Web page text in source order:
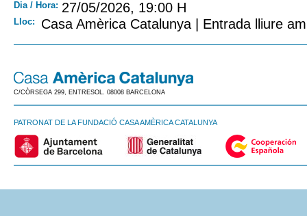
Dia / Hora: 27/05/2026, 19:00 H
Lloc: Casa Amèrica Catalunya | Entrada lliure
C/CÒRSEGA 299, ENTRESOL. 08008 BARCELONA
PATRONAT DE LA FUNDACIÓ CASA AMÈRICA CATALUNYA